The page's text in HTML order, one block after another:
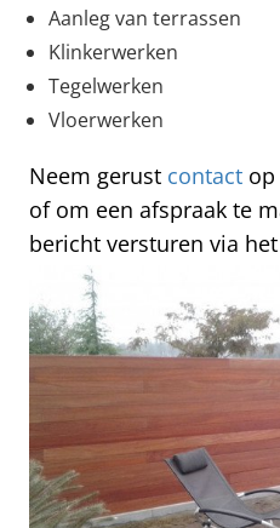
Aanleg van terrassen
Klinkerwerken
Tegelwerken
Vloerwerken
Neem gerust contact
of om een afspraak te
bericht versturen via